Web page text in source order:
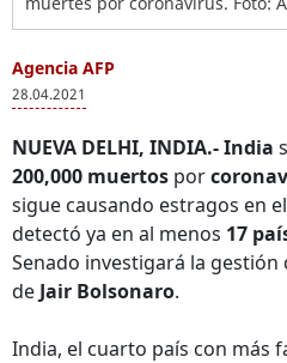
Agencia AFP
28.04.2021
NUEVA DELHI, INDIA.-India
200,000 muertos por
sigue causando estragos en
detectó ya en al menos 17
Senado investigará la
de Jair Bolsonaro.
India, el cuarto país con más